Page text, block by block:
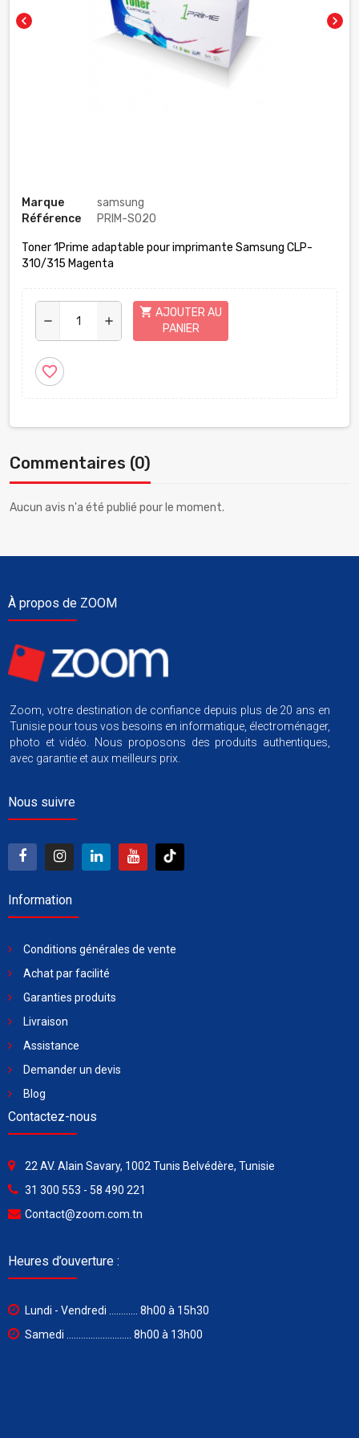
chevron_left chevron_right
Marque
samsung
Référence
PRIM-S020
Toner 1Prime adaptable pour imprimante Samsung CLP-
310/315 Magenta
remove add
shopping_cart AJOUTER AU
PANIER
favorite_border
Commentaires (0)
Aucun avis n'a été publié pour le moment.
À propos de ZOOM
Zoom, votre destination de confiance depuis plus de 20 ans en
Tunisie pour tous vos besoins en informatique, électroménager,
photo et vidéo. Nous proposons des produits authentiques,
avec garantie et aux meilleurs prix.
Nous suivre
Information
Conditions générales de vente
Achat par facilité
Garanties produits
Livraison
Assistance
Demander un devis
Blog
Contactez-nous
22 AV. Alain Savary, 1002 Tunis Belvédère, Tunisie
31 300 553 - 58 490 221
Contact@zoom.com.tn
Heures d’ouverture :
Lundi - Vendredi ............ 8h00 à 15h30
Samedi ........................... 8h00 à 13h00